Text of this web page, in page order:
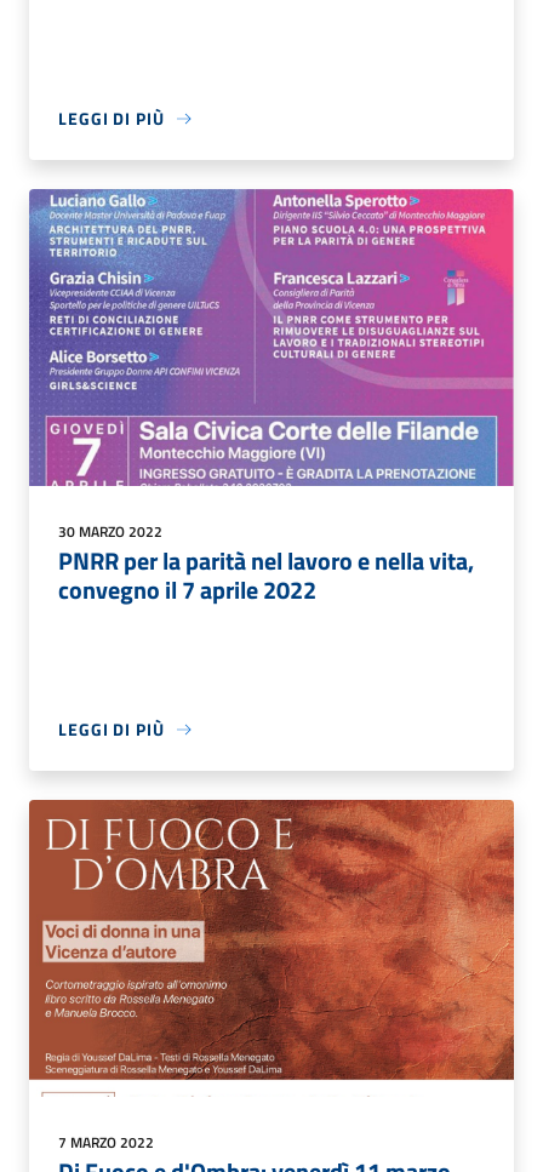
LEGGI DI PIÙ
30 MARZO 2022
PNRR per la parità nel lavoro e nella vita,
convegno il 7 aprile 2022
LEGGI DI PIÙ
7 MARZO 2022